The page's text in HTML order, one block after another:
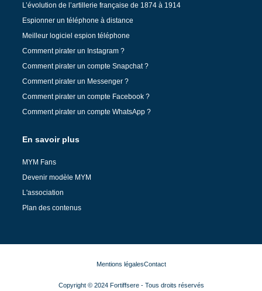
L’évolution de l’artillerie française de 1874 à 1914
Espionner un téléphone à distance
Meilleur logiciel espion téléphone
Comment pirater un Instagram ?
Comment pirater un compte Snapchat ?
Comment pirater un Messenger ?
Comment pirater un compte Facebook ?
Comment pirater un compte WhatsApp ?
En savoir plus
MYM Fans
Devenir modèle MYM
L'association
Plan des contenus
Mentions légalesContact
Copyright © 2024 Fortiffsere - Tous droits réservés